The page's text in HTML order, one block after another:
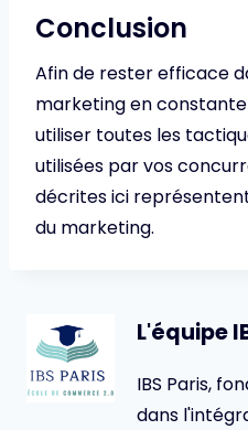
Conclusion
Afin de rester efficace
marketing en
utiliser toutes les
utilisées par vos
décrites ici
du marketing.
L'équipe
IBS Paris,
dans